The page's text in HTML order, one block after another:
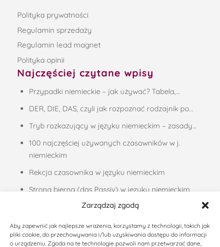
Zarządzaj zgodą
Aby zapewnić jak najlepsze wrażenia, korzystamy z technologii, takich jak
pliki cookie, do przechowywania i/lub uzyskiwania dostępu do informacji
o urządzeniu. Zgoda na te technologie pozwoli nam przetwarzać dane,
Polityka prywatności
Regulamin sprzedaży
Regulamin lead magnet
Polityka opinii
Najczęściej czytane wpisy
Przypadki niemieckie – jak używać? Tabela,…
DER, DIE, DAS, czyli jak rozpoznać rodzajnik po…
Tryb rozkazujący w języku niemieckim – zasady…
100 najczęściej używanych czasowników w j.
niemieckim
Rekcja czasownika w języku niemieckim
Strona bierna (das Passiv) w języku niemieckim
Liczebniki porządkowe, czyli jak podawać daty w…
Zaimki dzierżawcze w języku niemieckim –…
Życzenia noworoczne po niemiecku – 37 propozycji